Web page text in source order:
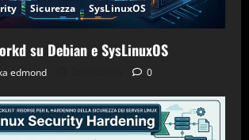
Sicurezza SysLinuxOS
su Debian e SysLinuxOS
edmond 0